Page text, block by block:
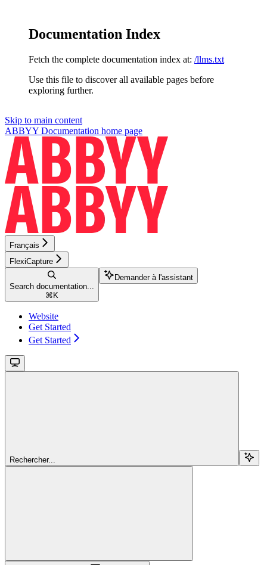
Documentation Index
Fetch the complete documentation index at: /llms.txt
Use this file to discover all available pages before
exploring further.
Skip to main content
ABBYY Documentation home page
Français
FlexiCapture
Search documentation...
⌘ K
Demander à l'assistant
Website
Get Started
Get Started
Rechercher...